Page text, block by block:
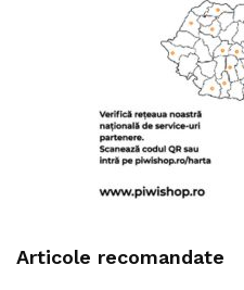
Articole recomandate